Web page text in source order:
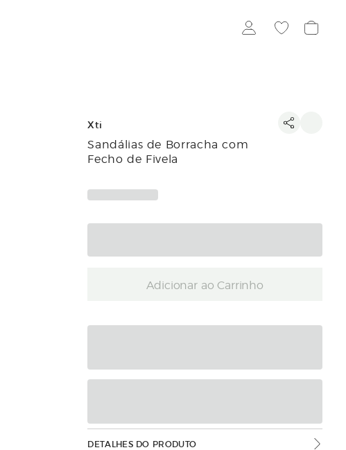
Xti
Sandálias de Borracha com
Fecho de Fivela
Adicionar ao Carrinho
DETALHES DO PRODUTO